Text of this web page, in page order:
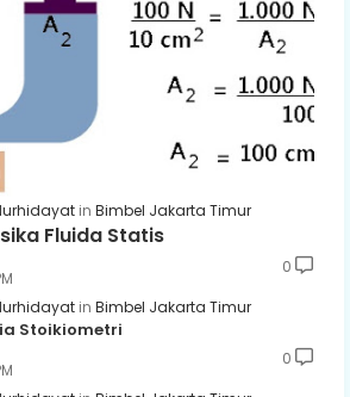
Bimbel Jakarta Timur
Fluida Statis
0
Bimbel Jakarta Timur
Stoikiometri
0